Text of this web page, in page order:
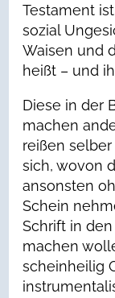
Testament
sozial
Waisen und
heißt – und
Diese in der
machen
reißen
sich, wovon
ansonsten
Schein
Schrift in
machen
scheinheilig